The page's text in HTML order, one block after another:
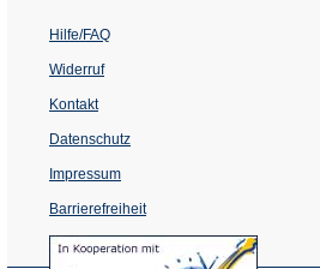
Hilfe/FAQ
Widerruf
Kontakt
Datenschutz
Impressum
Barrierefreiheit
(Öffnet
in